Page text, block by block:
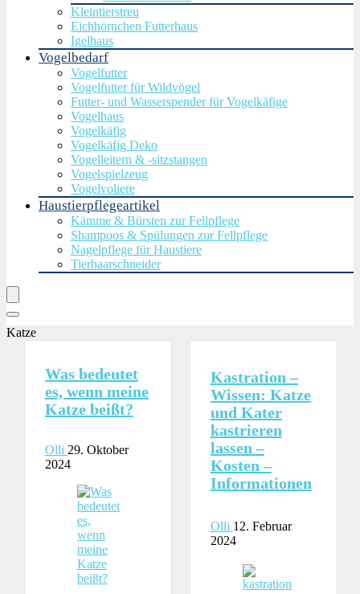
Kleintierstreu
Eichhörnchen Futterhaus
Igelhaus
Vogelbedarf
Vogelfutter
Vogelfutter für Wildvögel
Futter- und Wasserspender für Vogelkäfige
Vogelhaus
Vogelkäfig
Vogelkäfig Deko
Vogelleitern & -sitzstangen
Vogelspielzeug
Vogelvoliere
Haustierpflegeartikel
Kämme & Bürsten zur Fellpflege
Shampoos & Spülungen zur Fellpflege
Nagelpflege für Haustiere
Tierhaarschneider
Katze
Was bedeutet
es, wenn meine
Katze beißt?
Olli 29. Oktober
2024
Kastration –
Wissen: Katze
und Kater
kastrieren
lassen –
Kosten –
Informationen
Olli 12. Februar
2024